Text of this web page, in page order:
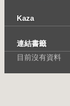
Kaza
連結書籤
目前沒有資料